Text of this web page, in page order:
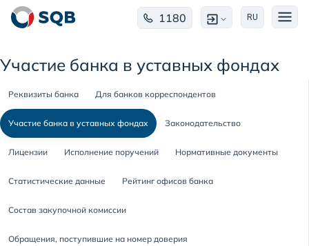
1180 RU
Участие банка в уставных фондах
Реквизиты банка Для банков корреспондентов
Участие банка в уставных фондах Законодательство
Лицензии Исполнение поручений Нормативные документы
Статистические данные Рейтинг офисов банка
Состав закупочной комиссии
Обращения, поступившие на номер доверия